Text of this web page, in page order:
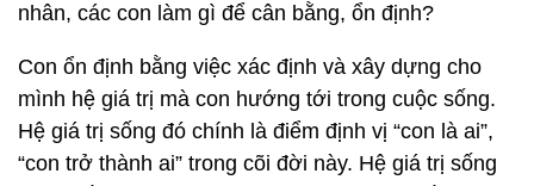
nhân, các con làm gì để cân bằng, ổn định?
Con ổn định bằng việc xác định và xây dựng cho
mình hệ giá trị mà con hướng tới trong cuộc sống.
Hệ giá trị sống đó chính là điểm định vị “con là ai”,
“con trở thành ai” trong cõi đời này. Hệ giá trị sống